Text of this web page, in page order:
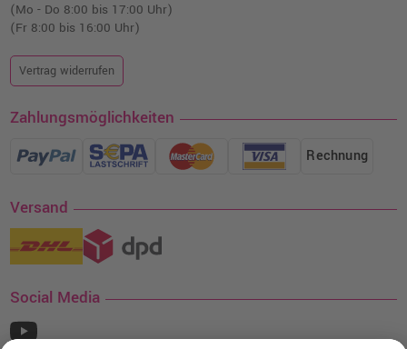
(Mo - Do 8:00 bis 17:00 Uhr)
(Fr 8:00 bis 16:00 Uhr)
Vertrag widerrufen
Zahlungsmöglichkeiten
Rechnung
Versand
Social Media